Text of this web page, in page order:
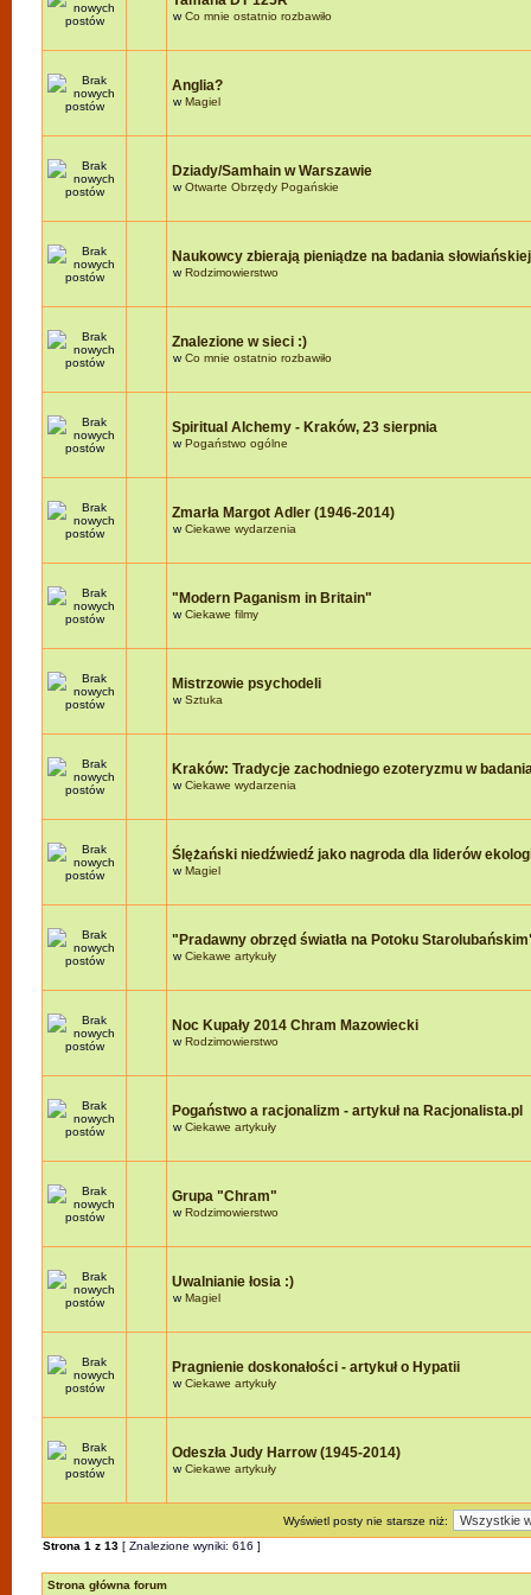
wCo mnie ostatnio rozbawiło
Anglia?
wMagiel
Dziady/Samhain w Warszawie
wOtwarte Obrzędy Pogańskie
Naukowcy zbierają pieniądze na badania
wRodzimowierstwo
Znalezione w sieci :)
wCo mnie ostatnio rozbawiło
Spiritual Alchemy - Kraków, 23 sierpnia
wPogaństwo ogólne
Zmarła Margot Adler (1946-2014)
wCiekawe wydarzenia
"Modern Paganism in Britain"
wCiekawe filmy
Mistrzowie psychodeli
wSztuka
Kraków: Tradycje zachodniego ezoteryzmu w
wCiekawe wydarzenia
Ślężański niedźwiedź jako nagroda dla liderów
wMagiel
"Pradawny obrzęd światła na Potoku
wCiekawe artykuły
Noc Kupały 2014 Chram Mazowiecki
wRodzimowierstwo
Pogaństwo a racjonalizm - artykuł na Racjonalista.pl
wCiekawe artykuły
Grupa "Chram"
wRodzimowierstwo
Uwalnianie łosia :)
wMagiel
Pragnienie doskonałości - artykuł o Hypatii
wCiekawe artykuły
Odeszła Judy Harrow (1945-2014)
wCiekawe artykuły
Wyświetl posty nie starsze niż:
Strona 1 z 13 [ Znalezione wyniki: 616 ]
Strona główna forum